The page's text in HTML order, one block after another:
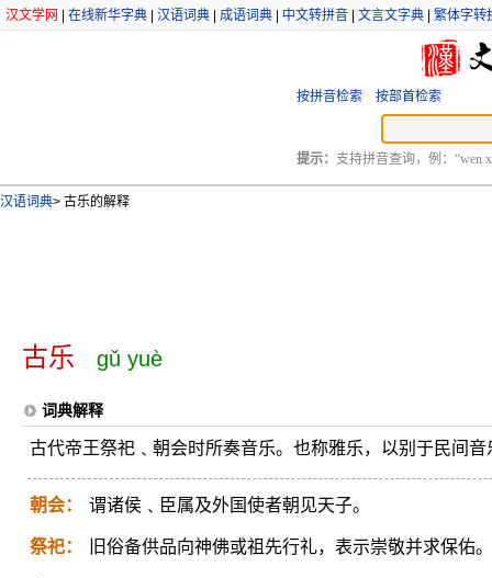
汉文学网 在线新华字典 汉语词典 成语词典 中文转拼音 文言文字典 繁体字转
按拼音检索 按部首检索
提示： 支持拼音查询，例：“wen
汉语词典> 古乐的解释
古乐 gǔ yuè
词典解释
古代帝王祭祀﹑朝会时所奏音乐。也称雅乐，以别于民间音
朝会： 谓诸侯﹑臣属及外国使者朝见天子。
祭祀： 旧俗备供品向神佛或祖先行礼，表示崇敬并求保佑。